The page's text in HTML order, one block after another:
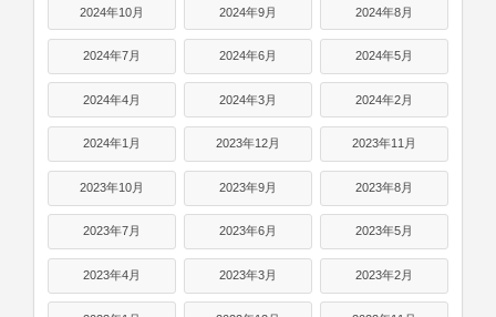
2024年10月 2024年9月 2024年8月
2024年7月 2024年6月 2024年5月
2024年4月 2024年3月 2024年2月
2024年1月 2023年12月 2023年11月
2023年10月 2023年9月 2023年8月
2023年7月 2023年6月 2023年5月
2023年4月 2023年3月 2023年2月